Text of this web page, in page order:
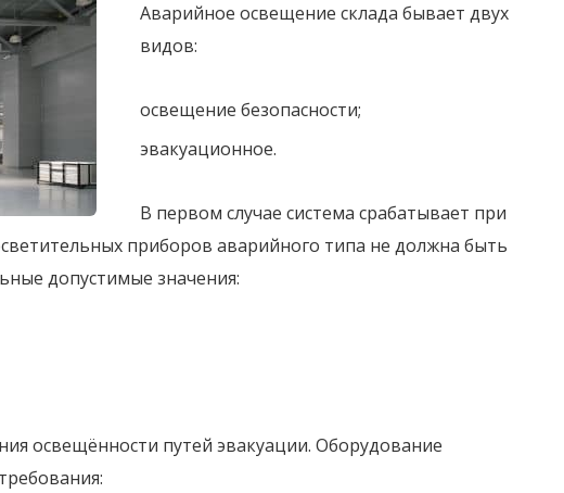
Аварийное освещение склада бывает двух
видов:
освещение безопасности;
эвакуационное.
В первом случае система срабатывает при
приборов аварийного типа не должна быть
допустимые значения:
освещённости путей эвакуации. Оборудование